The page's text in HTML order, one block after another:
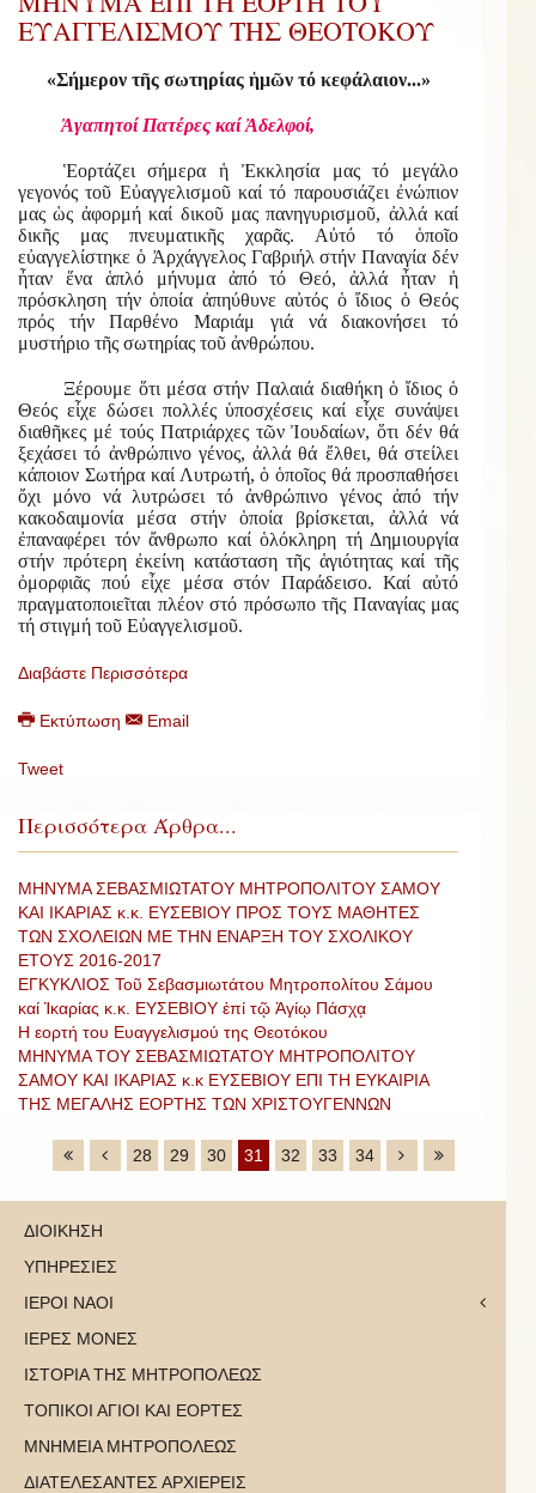
ΕΥΑΓΓΕΛΙΣΜΟΥ ΤΗΣ ΘΕΟΤΟΚΟΥ
«Σήμερον τῆς σωτηρίας ἡμῶν τό κεφάλαιον...»
Ἀγαπητοί Πατέρες καί Ἀδελφοί,
Ἑορτάζει σήμερα ἡ Ἐκκλησία μας τό μεγάλο
γεγονός τοῦ Εὐαγγελισμοῦ καί τό παρουσιάζει ἐνώπιον
μας ὡς ἀφορμή καί δικοῦ μας πανηγυρισμοῦ, ἀλλά καί
δικῆς μας πνευματικῆς χαρᾶς. Αὐτό τό ὁποῖο
εὐαγγελίστηκε ὁ Ἀρχάγγελος Γαβριήλ στήν Παναγία δέν
ἦταν ἕνα ἁπλό μήνυμα ἀπό τό Θεό, ἀλλά ἦταν ἡ
πρόσκληση τήν ὁποία ἀπηύθυνε αὐτός ὁ ἴδιος ὁ Θεός
πρός τήν Παρθένο Μαριάμ γιά νά διακονήσει τό
μυστήριο τῆς σωτηρίας τοῦ ἀνθρώπου.
Ξέρουμε ὅτι μέσα στήν Παλαιά διαθήκη ὁ ἴδιος ὁ
Θεός εἶχε δώσει πολλές ὑποσχέσεις καί εἶχε συνάψει
διαθῆκες μέ τούς Πατριάρχες τῶν Ἰουδαίων, ὅτι δέν θά
ξεχάσει τό ἀνθρώπινο γένος, ἀλλά θά ἔλθει, θά στείλει
κάποιον Σωτήρα καί Λυτρωτή, ὁ ὁποῖος θά προσπαθήσει
ὄχι μόνο νά λυτρώσει τό ἀνθρώπινο γένος ἀπό τήν
κακοδαιμονία μέσα στήν ὁποία βρίσκεται, ἀλλά νά
ἐπαναφέρει τόν ἄνθρωπο καί ὁλόκληρη τή Δημιουργία
στήν πρότερη ἐκείνη κατάσταση τῆς ἁγιότητας καί τῆς
ὀμορφιᾶς πού εἶχε μέσα στόν Παράδεισο. Καί αὐτό
πραγματοποιεῖται πλέον στό πρόσωπο τῆς Παναγίας μας
τή στιγμή τοῦ Εὐαγγελισμοῦ.
Διαβάστε Περισσότερα
Εκτύπωση Email
Tweet
Περισσότερα Άρθρα...
ΜΗΝΥΜΑ ΣΕΒΑΣΜΙΩΤΑΤΟΥ ΜΗΤΡΟΠΟΛΙΤΟΥ ΣΑΜΟΥ
ΚΑΙ ΙΚΑΡΙΑΣ κ.κ. ΕΥΣΕΒΙΟΥ ΠΡΟΣ ΤΟΥΣ ΜΑΘΗΤΕΣ
ΤΩΝ ΣΧΟΛΕΙΩΝ ΜΕ ΤΗΝ ΕΝΑΡΞΗ ΤΟΥ ΣΧΟΛΙΚΟΥ
ΕΤΟΥΣ 2016-2017
ΕΓΚΥΚΛΙΟΣ Τοῦ Σεβασμιωτάτου Μητροπολίτου Σάμου
καί Ἰκαρίας κ.κ. ΕΥΣΕΒΙΟΥ ἐπί τῷ Ἁγίῳ Πάσχᾳ
Η εορτή του Ευαγγελισμού της Θεοτόκου
ΜΗΝΥΜΑ ΤΟΥ ΣΕΒΑΣΜΙΩΤΑΤΟΥ ΜΗΤΡΟΠΟΛΙΤΟΥ
ΣΑΜΟΥ ΚΑΙ ΙΚΑΡΙΑΣ κ.κ ΕΥΣΕΒΙΟΥ ΕΠΙ ΤΗ ΕΥΚΑΙΡΙΑ
ΤΗΣ ΜΕΓΑΛΗΣ ΕΟΡΤΗΣ ΤΩΝ ΧΡΙΣΤΟΥΓΕΝΝΩΝ
28 29 30 31 32 33 34
ΔΙΟΙΚΗΣΗ
ΥΠΗΡΕΣΙΕΣ
ΙΕΡΟΙ ΝΑΟΙ
ΙΕΡΕΣ ΜΟΝΕΣ
ΙΣΤΟΡΙΑ ΤΗΣ ΜΗΤΡΟΠΟΛΕΩΣ
ΤΟΠΙΚΟΙ ΑΓΙΟΙ ΚΑΙ ΕΟΡΤΕΣ
ΜΝΗΜΕΙΑ ΜΗΤΡΟΠΟΛΕΩΣ
ΔΙΑΤΕΛΕΣΑΝΤΕΣ ΑΡΧΙΕΡΕΙΣ